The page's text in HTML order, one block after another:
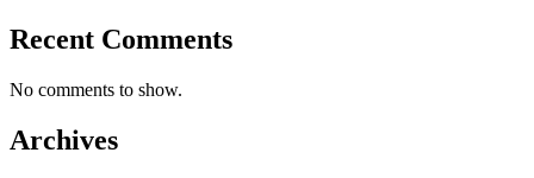
Recent Comments
No comments to show.
Archives